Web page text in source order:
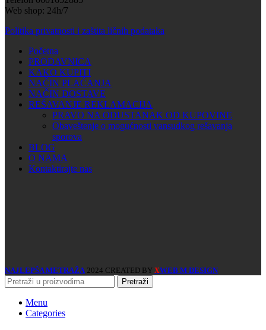
Web shop: 24h/7
Politika privatnosti i zaštita ličnih podataka
Početna
PRODAVNICA
KAKO KUPITI
NAČIN PLAĆANJA
NAČIN DOSTAVE
REŠAVANJE REKLAMACIJA
PRAVO NA ODUSTANAK OD KUPOVINE
Obaveštenje o mogućnosti vansudkog rešavanja
sporova
BLOG
O NAMA
Kontaktirajte nas
NAJLEPŠA METRAŽA 2024 CREATED BY XWEB M DESIGN
Pretraži
Menu
Categories